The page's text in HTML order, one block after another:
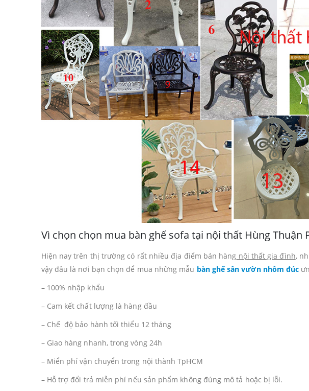
Vì chọn chọn mua bàn ghế sofa tại nội thất Hùng Thuận
Hiện nay trên thị trường có rất nhiều địa điểm bán hàng nội thất gia đình,
vậy đâu là nơi bạn chọn để mua những mẫu bàn ghế sân vườn nhôm đúc
– 100% nhập khẩu
– Cam kết chất lượng là hàng đầu
– Chế độ bảo hành tối thiểu 12 tháng
– Giao hàng nhanh, trong vòng 24h
– Miển phí vận chuyển trong nội thành TpHCM
– Hỗ trợ đổi trả miễn phí nếu sản phẩm không đúng mô tả hoặc bị lỗi.